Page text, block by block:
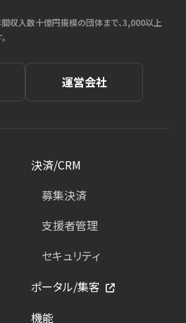
収入数十億円規模の団体まで、3,000以上
運営会社
決済/CRM
募集決済
支援者管理
セキュリティ
ポータル/集客
機能